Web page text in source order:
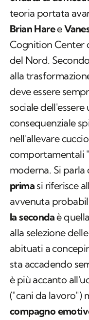
teoria portata
Brian Haree
Cognition Center
del Nord.
alla
deve essere
sociale
consequenziale
nell'allevare
comportamentali
moderna. Si
prima si riferisce
avvenuta
la secondaè
alla selezione
abituati a
sta accadendo
è più accanto
("cani da lavoro")
compagno